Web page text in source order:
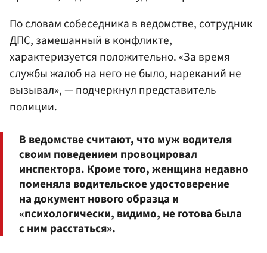
По словам собеседника в ведомстве, сотрудник
ДПС, замешанный в конфликте,
характеризуется положительно. «За время
службы жалоб на него не было, нареканий не
вызывал», — подчеркнул представитель
полиции.
В ведомстве считают, что муж водителя
своим поведением провоцировал
инспектора. Кроме того, женщина недавно
поменяла водительское удостоверение
на документ нового образца и
«психологически, видимо, не готова была
с ним расстаться».